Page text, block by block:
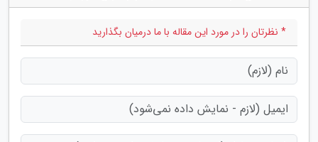
* نظرتان را در مورد این مقاله با ما درمیان بگذارید